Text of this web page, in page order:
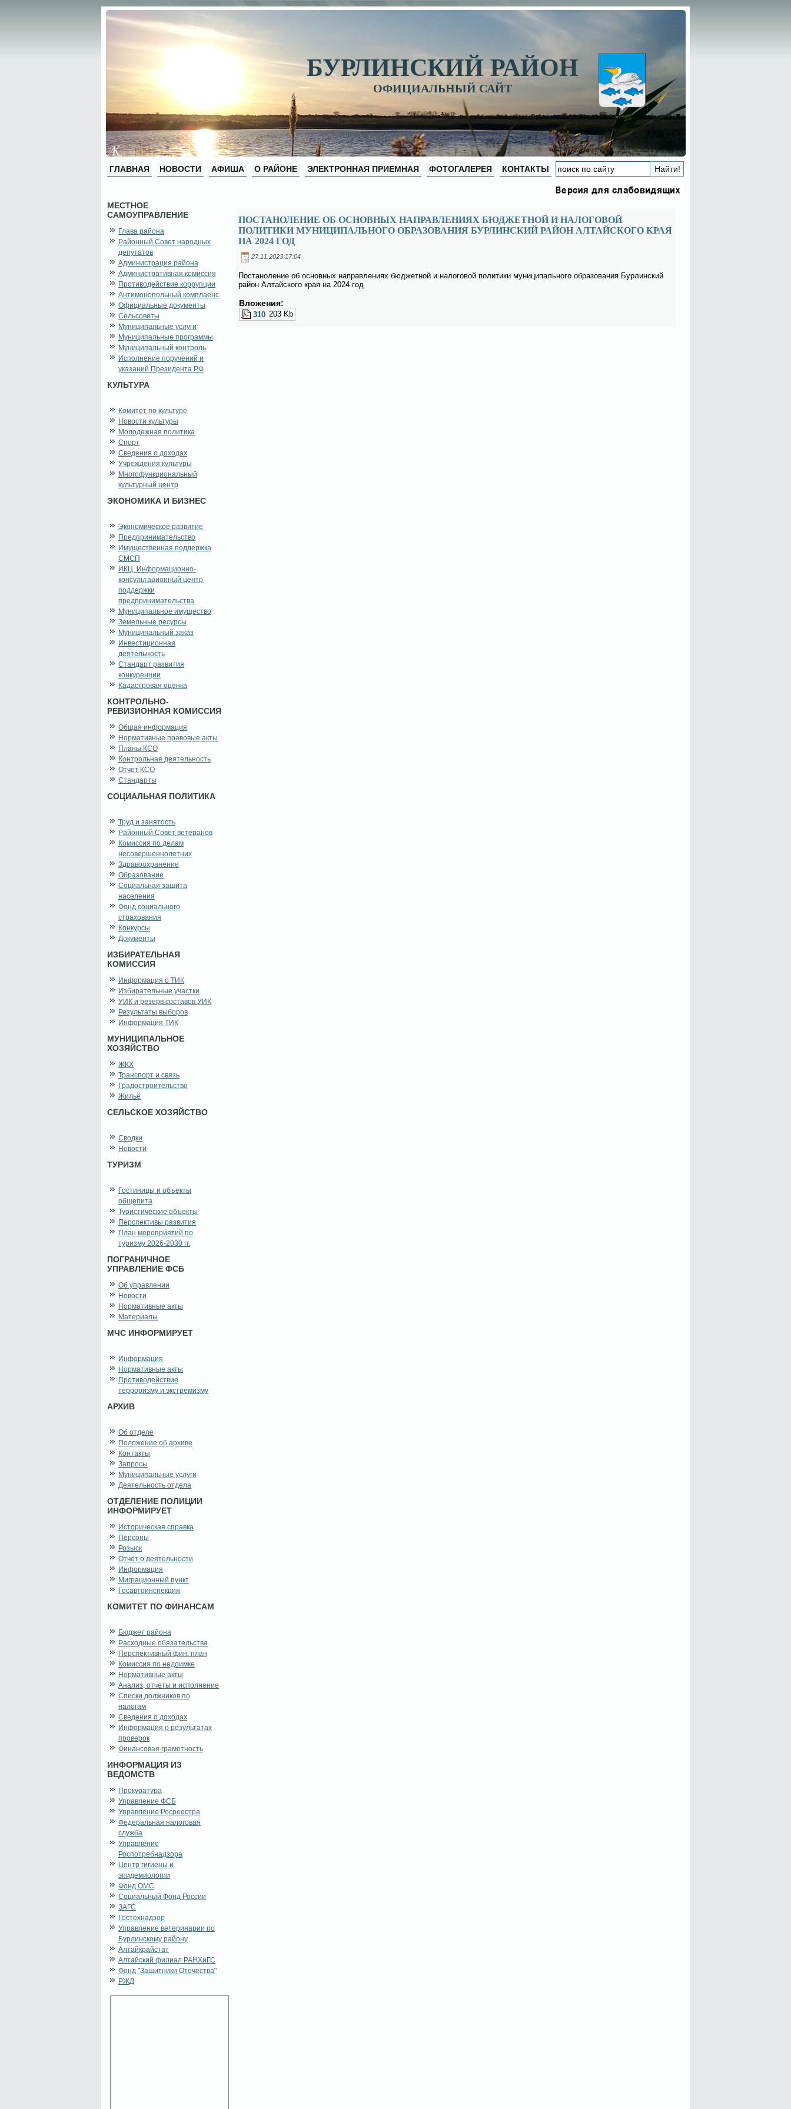
БУРЛИНСКИЙ РАЙОН
ОФИЦИАЛЬНЫЙ САЙТ
ГЛАВНАЯ НОВОСТИ АФИША О РАЙОНЕ ЭЛЕКТРОННАЯ ПРИЕМНАЯ ФОТОГАЛЕРЕЯ КОНТАКТЫ
МЕСТНОЕ
САМОУПРАВЛЕНИЕ
Глава района
Районный Совет народных
депутатов
Администрация района
Административная комиссия
Противодействие коррупции
Антимонопольный комплаенс
Официальные документы
Сельсоветы
Муниципальные услуги
Муниципальные программы
Муниципальный контроль
Исполнение поручений и
указаний Президента РФ
КУЛЬТУРА
Комитет по культуре
Новости культуры
Молодежная политика
Спорт
Сведения о доходах
Учреждения культуры
Многофункциональный
культурный центр
ЭКОНОМИКА И БИЗНЕС
Экономическое развитие
Предпринимательство
Имущественная поддержка
СМСП
ИКЦ. Информационно-
консультационный центр
поддержки
предпринимательства
Муниципальное имущество
Земельные ресурсы
Муниципальный заказ
Инвестиционная
деятельность
Стандарт развития
конкуренции
Кадастровая оценка
КОНТРОЛЬНО-
РЕВИЗИОННАЯ КОМИССИЯ
Общая информация
Нормативные правовые акты
Планы КСО
Контрольная деятельность
Отчет КСО
Стандарты
СОЦИАЛЬНАЯ ПОЛИТИКА
Труд и занятость
Районный Совет ветеранов
Комиссия по делам
несовершеннолетних
Здравоохранение
Образование
Социальная защита
населения
Фонд социального
страхования
Конкурсы
Документы
ИЗБИРАТЕЛЬНАЯ
КОМИССИЯ
Информация о ТИК
Избирательные участки
УИК и резерв составов УИК
Результаты выборов
Информация ТИК
МУНИЦИПАЛЬНОЕ
ХОЗЯЙСТВО
ЖКХ
Транспорт и связь
Градостроительство
Жильё
СЕЛЬСКОЕ ХОЗЯЙСТВО
Сводки
Новости
ТУРИЗМ
Гостиницы и объекты
общепита
Туристические объекты
Перспективы развития
План мероприятий по
туризму 2026-2030 гг.
ПОГРАНИЧНОЕ
УПРАВЛЕНИЕ ФСБ
Об управлении
Новости
Нормативные акты
Материалы
МЧС ИНФОРМИРУЕТ
Информация
Нормативные акты
Противодействие
терроризму и экстремизму
АРХИВ
Об отделе
Положение об архиве
Контакты
Запросы
Муниципальные услуги
Деятельность отдела
ОТДЕЛЕНИЕ ПОЛИЦИИ
ИНФОРМИРУЕТ
Историческая справка
Персоны
Розыск
Отчёт о деятельности
Информация
Миграционный пункт
Госавтоинспекция
КОМИТЕТ ПО ФИНАНСАМ
Бюджет района
Расходные обязательства
Перспективный фин. план
Комиссия по недоимке
Нормативные акты
Анализ, отчеты и исполнение
Списки должников по
налогам
Сведения о доходах
Информация о результатах
проверок
Финансовая грамотность
ИНФОРМАЦИЯ ИЗ
ВЕДОМСТВ
Прокуратура
Управление ФСБ
Управление Росреестра
Федеральная налоговая
служба
Управление
Роспотребнадзора
Центр гигиены и
эпидемиологии
Фонд ОМС
Социальный Фонд России
ЗАГС
Гостехнадзор
Управление ветеринарии по
Бурлинскому району
Алтайкрайстат
Алтайский филиал РАНХиГС
Фонд "Защитники Отечества"
РЖД
ПОСТАНОЛЕНИЕ ОБ ОСНОВНЫХ НАПРАВЛЕНИЯХ БЮДЖЕТНОЙ И НАЛОГОВОЙ
ПОЛИТИКИ МУНИЦИПАЛЬНОГО ОБРАЗОВАНИЯ БУРЛИНСКИЙ РАЙОН АЛТАЙСКОГО КРАЯ
НА 2024 ГОД
27.11.2023 17:04
По­ста­но­ле­ние об ос­нов­ных на­прав­ле­ни­ях бюд­жет­ной и на­ло­го­вой по­ли­ти­ки му­ни­ци­паль­но­го об­ра­зо­ва­ния Бур­лин­ский
рай­он Ал­тай­ско­го края на 2024 год
Вло­же­ния:
310 203 Kb